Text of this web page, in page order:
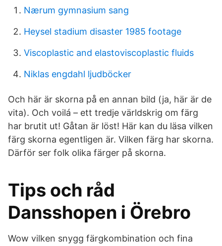
Nærum gymnasium sang
Heysel stadium disaster 1985 footage
Viscoplastic and elastoviscoplastic fluids
Niklas engdahl ljudböcker
Och här är skorna på en annan bild (ja, här är de
vita). Och voilá – ett tredje världskrig om färg
har brutit ut! Gåtan är löst! Här kan du läsa vilken
färg skorna egentligen är. Vilken färg har skorna.
Därför ser folk olika färger på skorna.
Tips och råd
Dansshopen i Örebro
Wow vilken snygg färgkombination och fina